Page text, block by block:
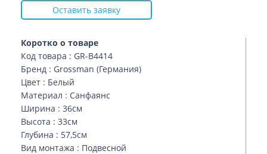
Коротко о товаре
Код товара : GR-B4414
Бренд : Grossman (Германия)
Цвет : Белый
Материал : Санфаянс
Ширина : 36см
Высота : 33см
Глубина : 57,5см
Вид монтажа : Подвесной
Оставить заявку